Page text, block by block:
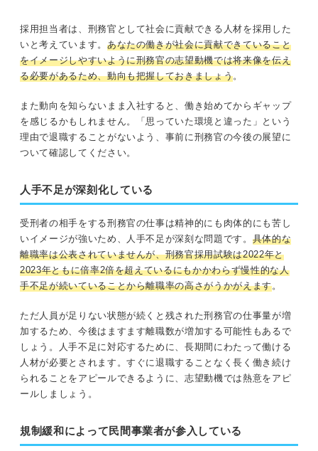
採用担当者は、刑務官として社会に貢献できる人材を採用した
いと考えています。 あなたの働きが社会に貢献できていること
をイメージしやすいように刑務官の志望動機では将来像を伝え
る必要があるため、動向も把握しておきましょう。
また動向を知らないまま入社すると、働き始めてからギャップ
を感じるかもしれません。「思っていた環境と違った」という
理由で退職することがないよう、事前に刑務官の今後の展望に
ついて確認してください。
人手不足が深刻化している
受刑者の相手をする刑務官の仕事は精神的にも肉体的にも苦し
いイメージが強いため、人手不足が深刻な問題です。 具体的な
離職率は公表されていませんが、刑務官採用試験は2022年と
2023年ともに倍率2倍を超えているにもかかわらず慢性的な人
手不足が続いていることから離職率の高さがうかがえます。
ただ人員が足りない状態が続くと残された刑務官の仕事量が増
加するため、今後はますます離職数が増加する可能性もあるで
しょう。人手不足に対応するために、長期間にわたって働ける
人材が必要とされます。すぐに退職することなく長く働き続け
られることをアピールできるように、志望動機では熱意をアピ
ールしましょう。
規制緩和によって民間事業者が参入している